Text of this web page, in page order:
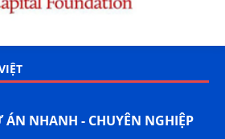
ÁN NHANH - CHUYÊN NGHIỆP